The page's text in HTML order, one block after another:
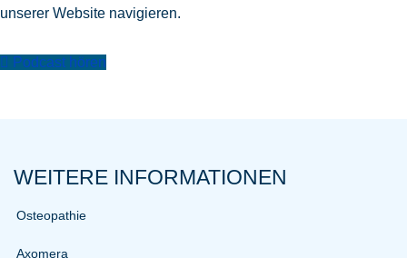
unserer Website navigieren.
Podcast hören
WEITERE INFORMATIONEN
Osteopathie
Axomera